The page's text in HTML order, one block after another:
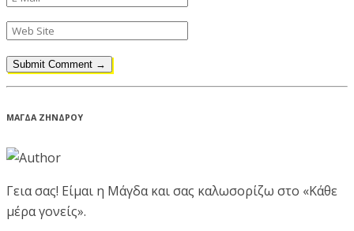
ΜΑΓΔΑ ΖΗΝΔΡΟΥ
Γεια σας! Είμαι η Μάγδα και σας καλωσορίζω στο «Κάθε
μέρα γονείς».